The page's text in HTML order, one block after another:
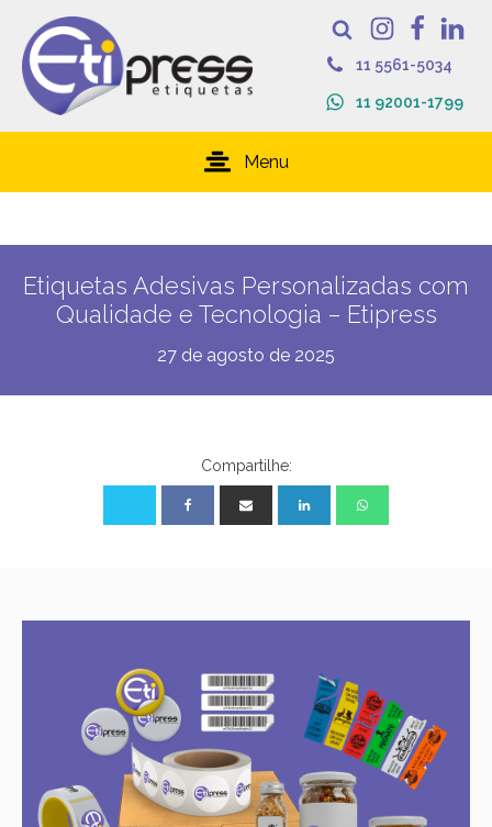
11 5561-5034
11 92001-1799
Menu
Etiquetas Adesivas Personalizadas com
Qualidade e Tecnologia – Etipress
27 de agosto de 2025
Compartilhe: